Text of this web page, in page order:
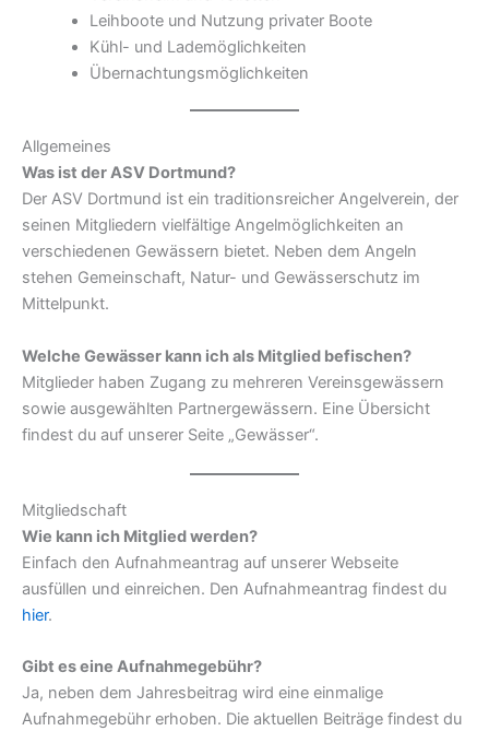
Leihboote und Nutzung privater Boote
Kühl- und Lademöglichkeiten
Übernachtungsmöglichkeiten
Allgemeines
Was ist der ASV Dortmund?
Der ASV Dortmund ist ein traditionsreicher Angelverein, der
seinen Mitgliedern vielfältige Angelmöglichkeiten an
verschiedenen Gewässern bietet. Neben dem Angeln
stehen Gemeinschaft, Natur- und Gewässerschutz im
Mittelpunkt.
Welche Gewässer kann ich als Mitglied befischen?
Mitglieder haben Zugang zu mehreren Vereinsgewässern
sowie ausgewählten Partnergewässern. Eine Übersicht
findest du auf unserer Seite „Gewässer“.
Mitgliedschaft
Wie kann ich Mitglied werden?
Einfach den Aufnahmeantrag auf unserer Webseite
ausfüllen und einreichen. Den Aufnahmeantrag findest du
hier.
Gibt es eine Aufnahmegebühr?
Ja, neben dem Jahresbeitrag wird eine einmalige
Aufnahmegebühr erhoben. Die aktuellen Beiträge findest du